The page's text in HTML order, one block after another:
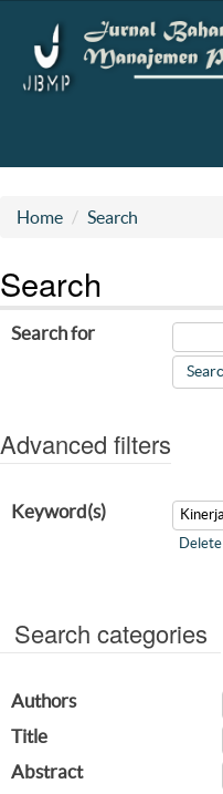
Home Search
Search
Search for
Advanced filters
Keyword(s)
Delete
Search categories
Authors
Title
Abstract